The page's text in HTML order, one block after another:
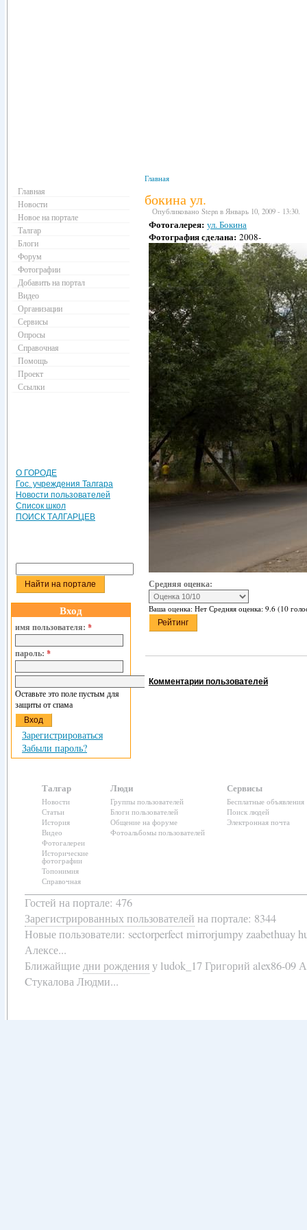
Главная
бокина ул.
Опубликовано Stepn в Январь 10, 2009 - 13:30.
Фотогалерея: ул. Бокина
Фотография сделана: 2008-
Средняя оценка:
Ваша оценка: Нет Средняя оценка: 9.6 (10
Комментарии пользователей
Главная
Новости
Новое на портале
Талгар
Блоги
Форум
Фотографии
Добавить на портал
Видео
Организации
Сервисы
Опросы
Справочная
Помощь
Проект
Ссылки
О ГОРОДЕ
Гос. учреждения Талгара
Новости пользователей
Список школ
ПОИСК ТАЛГАРЦЕВ
Вход
имя пользователя: *
пароль: *
Оставьте это поле пустым для
защиты от спама
Зарегистрироваться
Забыли пароль?
Талгар
Новости
Статьи
История
Видео
Фотогалереи
Исторические
фотографии
Топонимия
Справочная
Люди
Группы пользователей
Блоги пользователей
Общение на форуме
Фотоальбомы пользователей
Сервисы
Бесплатные объявления
Поиск людей
Электронная почта
Гостей на портале: 476
Зарегистрированных пользователей на портале: 8344
Новые пользователи: sectorperfect mirrorjumpy zaabethuay
Алексе...
Ближайщиедни рожденияу ludok_17 Григорий alex86-09
Cтукалова Людми...